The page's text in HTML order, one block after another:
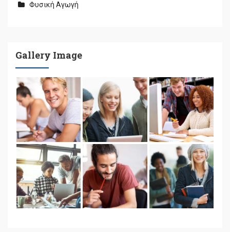
Φυσική Αγωγή
Gallery Image